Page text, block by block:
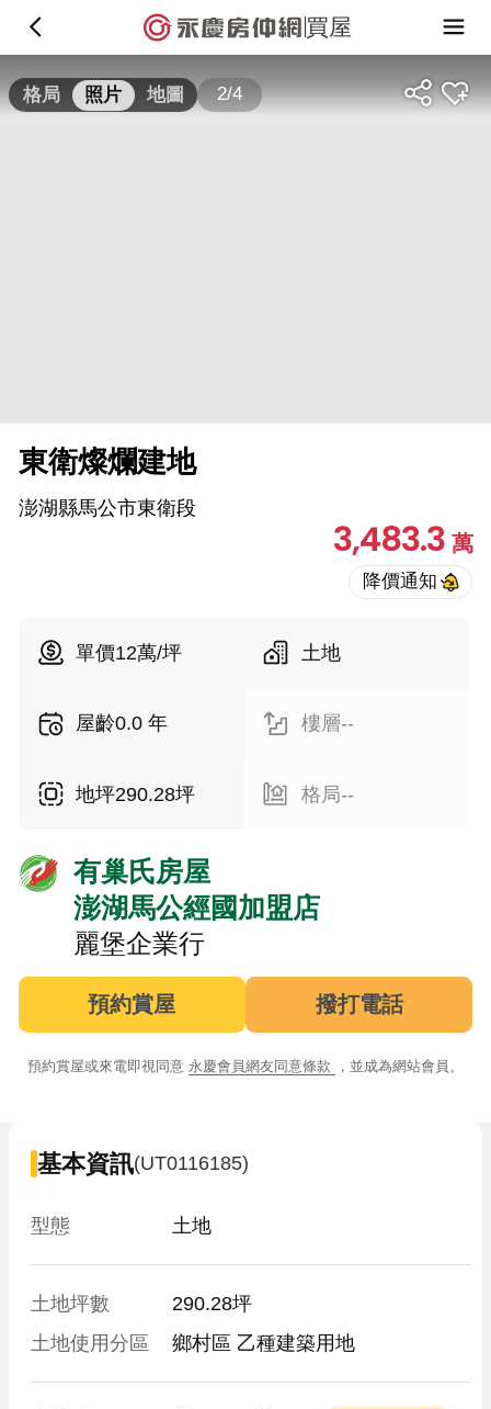
買屋
格局 照片 地圖 2/4
東衛燦爛建地
澎湖縣馬公市東衛段
3,483.3萬
單價12萬/坪 土地
屋齡0.0 年 樓層--
地坪290.28坪 格局--
有巢氏房屋
澎湖馬公經國加盟店
麗堡企業行
預約賞屋 撥打電話
預約賞屋或來電即視同意 永慶會員網友同意條款 ，並成為網站會員。
基本資訊(UT0116185)
型態 土地
土地坪數
290.28坪
土地使用分區
鄉村區 乙種建築用地